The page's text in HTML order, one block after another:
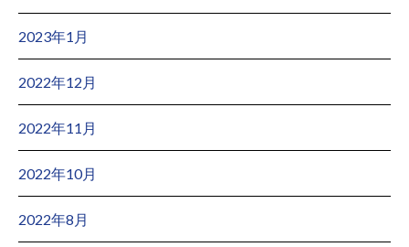
2023年1月
2022年12月
2022年11月
2022年10月
2022年8月